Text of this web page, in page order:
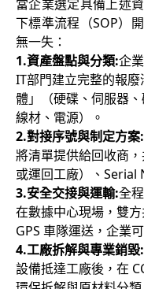
當企業選定具備上述
下標準流程（SOP）
無一失：
1.資產盤點與分類:企
IT部門建立完整的報
體」（硬碟、伺服器
線材、電源）。
2.對接序號與制定方案:
將清單提供給回收商
或運回工廠）、Serial
3.安全交接與運輸:全
在數據中心現場，雙
GPS 車隊運送，企業
4.工廠拆解與專業銷毀:
設備抵達工廠後，在